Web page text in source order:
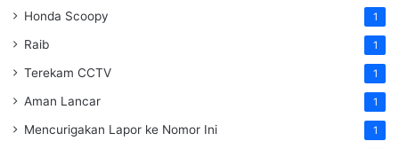
Honda Scoopy 1
Raib 1
Terekam CCTV 1
Aman Lancar 1
Mencurigakan Lapor ke Nomor Ini 1